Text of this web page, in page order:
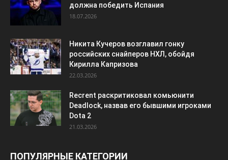
должна победить Испания
18.07.2026
Никита Кучеров возглавил гонку
российских снайперов НХЛ, обойдя
Кирилла Капризова
22.03.2026
Recrent раскритиковал комьюнити
Deadlock, назвав его бывшими игроками
Dota 2
21.03.2026
ПОПУЛЯРНЫЕ КАТЕГОРИИ